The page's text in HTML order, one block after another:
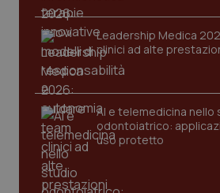
Leadership Medica
clinici ad alte
AI e telemedicina nello
odontoiatrico:
uso protetto
tracking-sites-ironfish-
tracking-enable